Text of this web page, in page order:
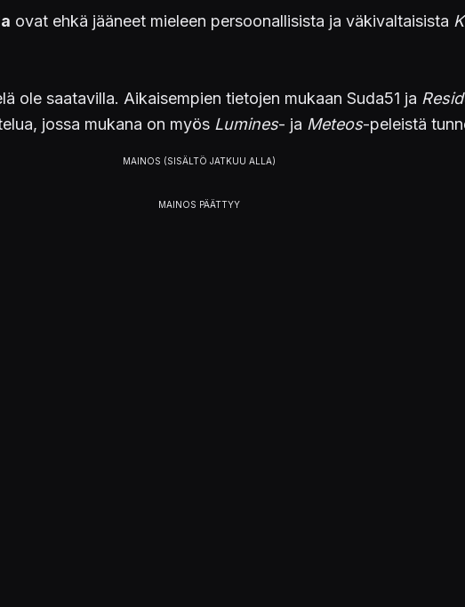
ovat ehkä jääneet mieleen persoonallisista ja väkivaltaisista
ole saatavilla. Aikaisempien tietojen mukaan Suda51 ja
jossa mukana on myös Lumines- ja Meteos-peleistä